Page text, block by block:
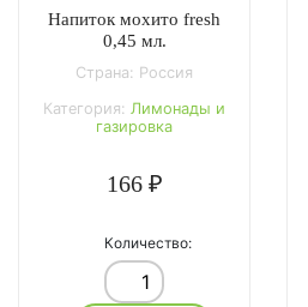
Напиток мохито fresh
0,45 мл.
Страна: Россия
Категория: Лимонады и
газировка
166 ₽
Количество: